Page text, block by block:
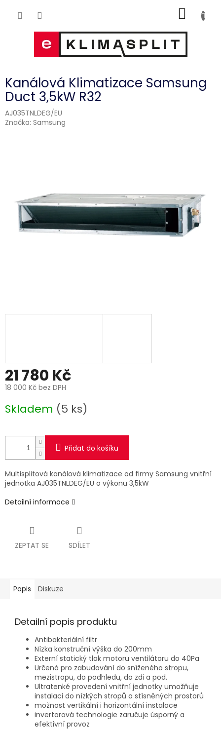
KOŠÍK
Kanálová Klimatizace Samsung
Duct 3,5kW R32
AJ035TNLDEG/EU
Značka: Samsung
21 780 Kč
18 000 Kč bez DPH
cena:
Skladem (5 ks)
Přidat do košíku
Multisplitová kanálová klimatizace od firmy Samsung vnitřní
jednotka AJ035TNLDEG/EU o výkonu 3,5kW
Detailní informace
ZEPTAT SE SDÍLET
Popis Diskuze
Detailní popis produktu
Antibakteriální filtr
Nízka konstruční výška do 200mm
Externí statický tlak motoru ventilátoru do 40Pa
Určená pro zabudování do sníženého stropu,
mezistropu, do podhledu, do zdi a pod.
Ultratenké provedení vnitřní jednotky umožňuje
instalaci do nízkých stropů a stísněných prostorů
možnost vertikální i horizontální instalace
invertorová technologie zaručuje úsporný a
efektivní provoz